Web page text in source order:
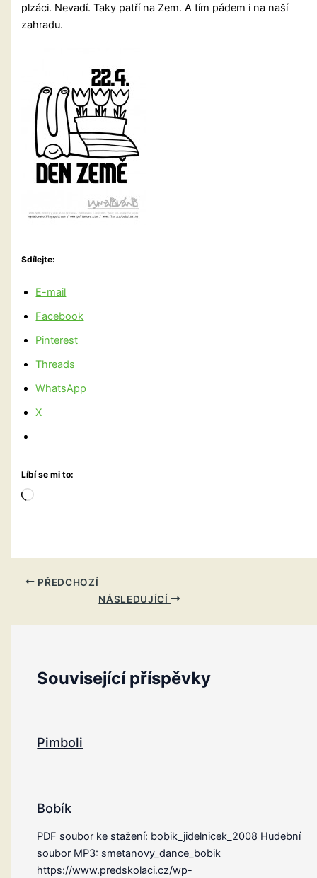
plzáci. Nevadí. Taky patří na Zem. A tím pádem i na naší
zahradu.
Sdílejte:
E-mail
Facebook
Pinterest
Threads
WhatsApp
X
Líbí se mi to:
Načítání…
PŘEDCHOZÍ
NÁSLEDUJÍCÍ
Související příspěvky
Pimboli
Bobík
PDF soubor ke stažení: bobik_jidelnicek_2008 Hudební
soubor MP3: smetanovy_dance_bobik
https://www.predskolaci.cz/wp-